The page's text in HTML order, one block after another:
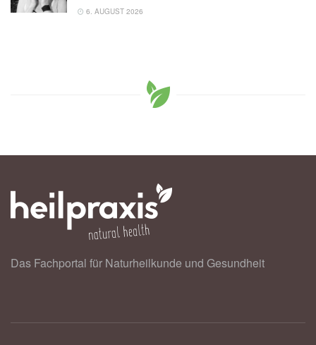
6. AUGUST 2026
Das Fachportal für Naturheilkunde und Gesundheit